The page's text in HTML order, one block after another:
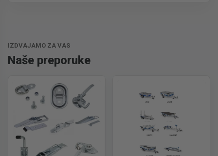
IZDVAJAMO ZA VAS
Naše preporuke